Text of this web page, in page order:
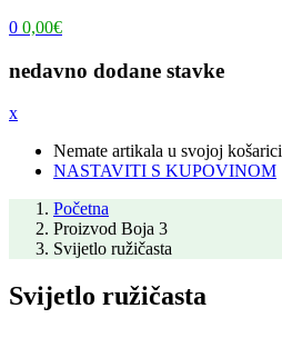
0 0,00€
nedavno dodane stavke
x
Nemate artikala u svojoj košarici
NASTAVITI S KUPOVINOM
Početna
Proizvod Boja 3
Svijetlo ružičasta
Svijetlo ružičasta